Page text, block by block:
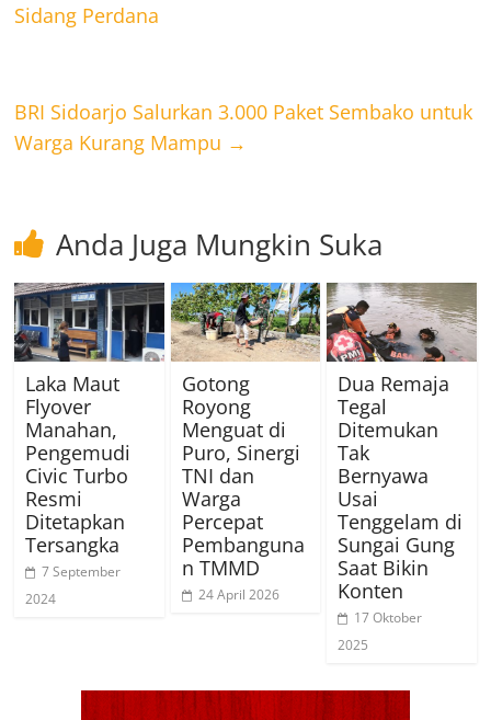
Sidang Perdana
BRI Sidoarjo Salurkan 3.000 Paket Sembako untuk
Warga Kurang Mampu →
Anda Juga Mungkin Suka
Laka Maut
Flyover
Manahan,
Pengemudi
Civic Turbo
Resmi
Ditetapkan
Tersangka
7 September
2024
Gotong
Royong
Menguat di
Puro, Sinergi
TNI dan
Warga
Percepat
Pembanguna
n TMMD
24 April 2026
Dua Remaja
Tegal
Ditemukan
Tak
Bernyawa
Usai
Tenggelam di
Sungai Gung
Saat Bikin
Konten
17 Oktober
2025